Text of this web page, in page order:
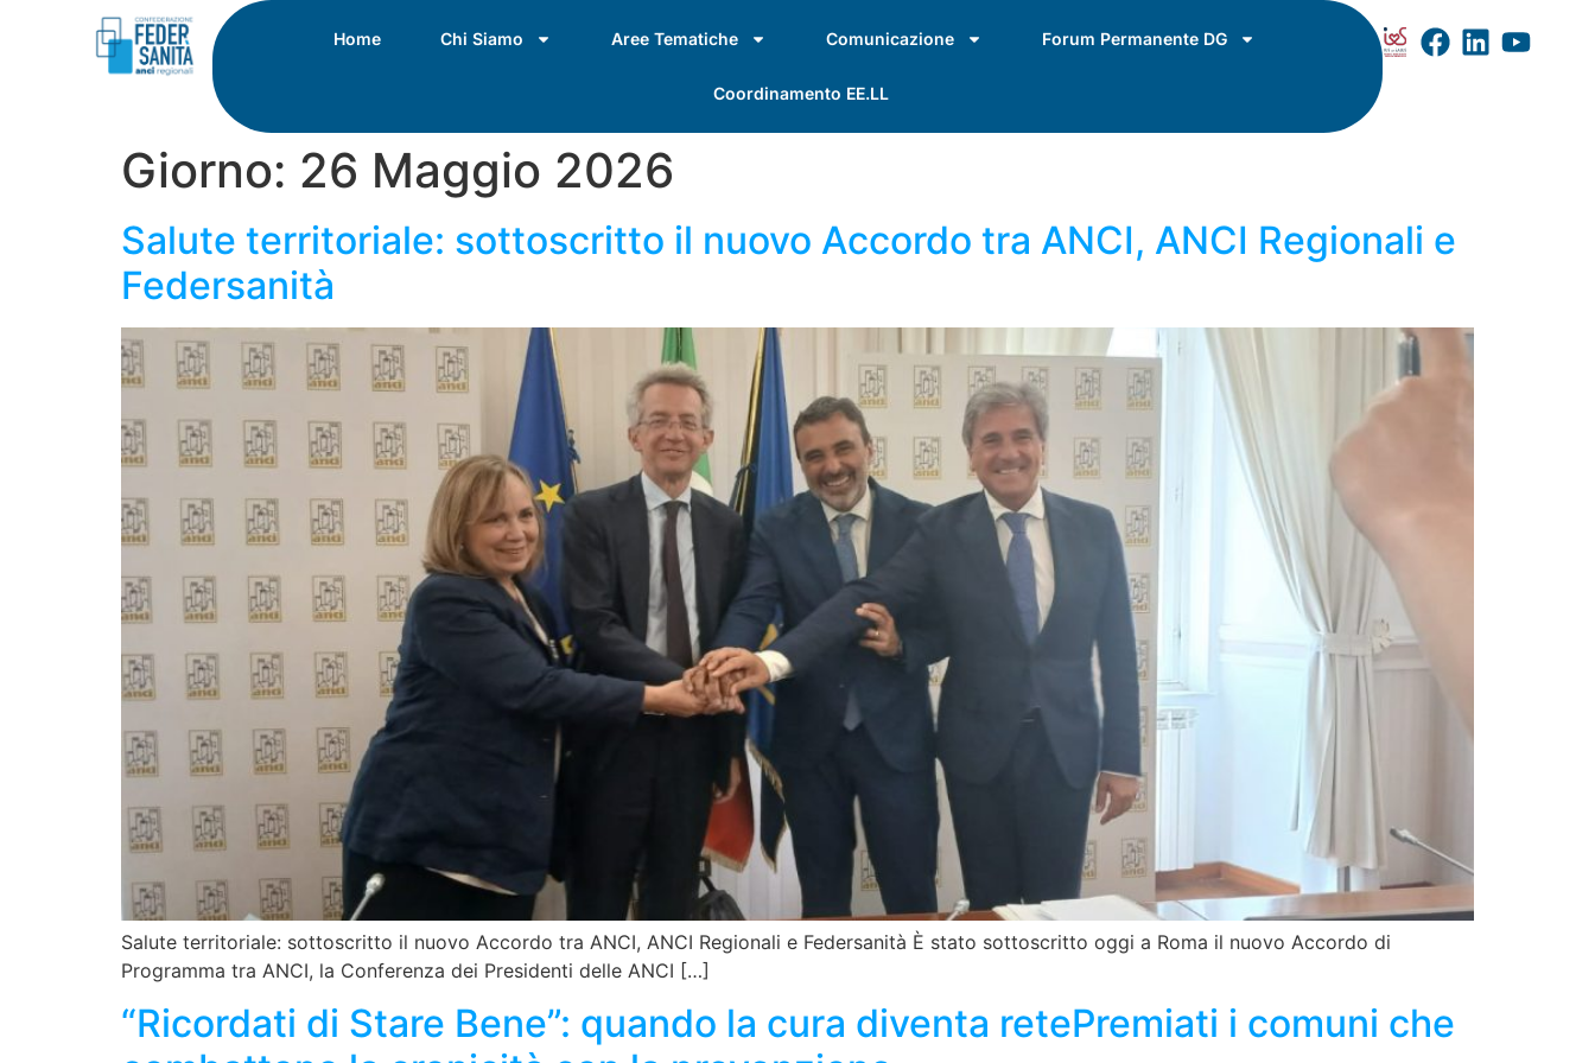
Home Chi Siamo Aree Tematiche Comunicazione Forum Permanente DG
Coordinamento EE.LL
Giorno: 26 Maggio 2026
Salute territoriale: sottoscritto il nuovo Accordo tra ANCI, ANCI Regionali e
Federsanità
Salute territoriale: sottoscritto il nuovo Accordo tra ANCI, ANCI Regionali e Federsanità È stato sottoscritto oggi a Roma il nuovo Accordo di
Programma tra ANCI, la Conferenza dei Presidenti delle ANCI […]
“Ricordati di Stare Bene”: quando la cura diventa retePremiati i comuni che